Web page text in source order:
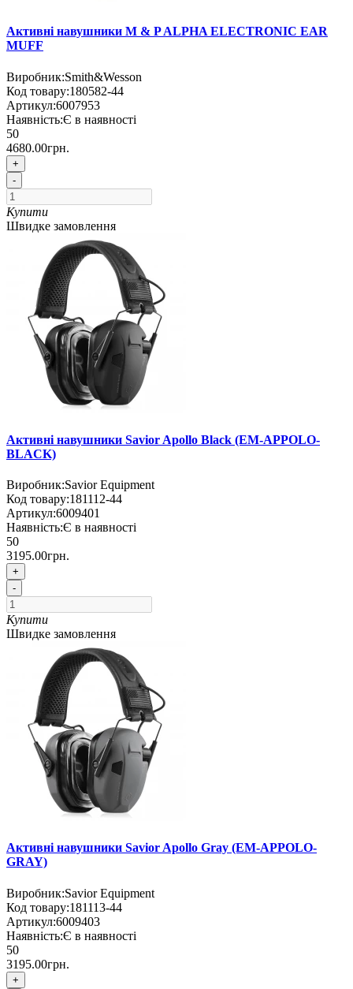
Активні навушники M & P ALPHA ELECTRONIC EAR
MUFF
Виробник:Smith&Wesson
Код товару:180582-44
Артикул:6007953
Наявність:Є в наявності
50
4680.00грн.
+
-
Купити
Швидке замовлення
Активні навушники Savior Apollo Black (EM-APPOLO-
BLACK)
Виробник:Savior Equipment
Код товару:181112-44
Артикул:6009401
Наявність:Є в наявності
50
3195.00грн.
+
-
Купити
Швидке замовлення
Активні навушники Savior Apollo Gray (EM-APPOLO-
GRAY)
Виробник:Savior Equipment
Код товару:181113-44
Артикул:6009403
Наявність:Є в наявності
50
3195.00грн.
+